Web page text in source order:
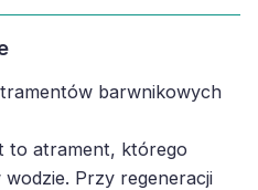
barwnikowych
to atrament, którego
Przy regeneracji